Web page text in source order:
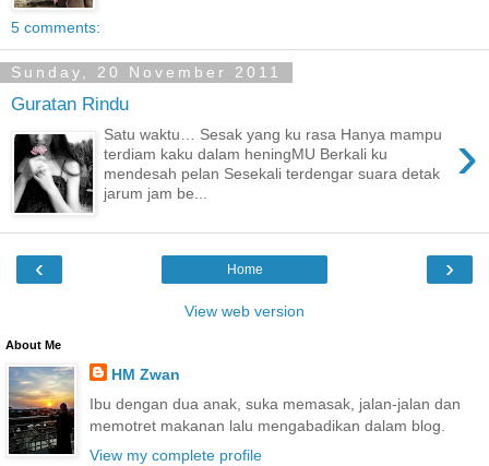
5 comments:
Sunday, 20 November 2011
Guratan Rindu
›
Satu waktu… Sesak yang ku rasa Hanya mampu
terdiam kaku dalam heningMU Berkali ku
mendesah pelan Sesekali terdengar suara detak
jarum jam be...
‹ ›
Home
View web version
About Me
HM Zwan
Ibu dengan dua anak, suka memasak, jalan-jalan dan
memotret makanan lalu mengabadikan dalam blog.
View my complete profile